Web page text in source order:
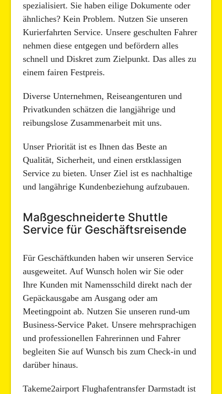
spezialisiert. Sie haben eilige Dokumente oder
ähnliches? Kein Problem. Nutzen Sie unseren
Kurierfahrten Service. Unsere geschulten Fahrer
nehmen diese entgegen und befördern alles
schnell und Diskret zum Zielpunkt. Das alles zu
einem fairen Festpreis.
Diverse Unternehmen, Reiseangenturen und
Privatkunden schätzen die langjährige und
reibungslose Zusammenarbeit mit uns.
Unser Priorität ist es Ihnen das Beste an
Qualität, Sicherheit, und einen erstklassigen
Service zu bieten. Unser Ziel ist es nachhaltige
und langährige Kundenbeziehung aufzubauen.
Maßgeschneiderte Shuttle
Service für Geschäftsreisende
Für Geschäftkunden haben wir unseren Service
ausgeweitet. Auf Wunsch holen wir Sie oder
Ihre Kunden mit Namensschild direkt nach der
Gepäckausgabe am Ausgang oder am
Meetingpoint ab. Nutzen Sie unseren rund-um
Business-Service Paket. Unsere mehrsprachigen
und professionellen Fahrerinnen und Fahrer
begleiten Sie auf Wunsch bis zum Check-in und
darüber hinaus.
Takeme2airport Flughafentransfer Darmstadt ist